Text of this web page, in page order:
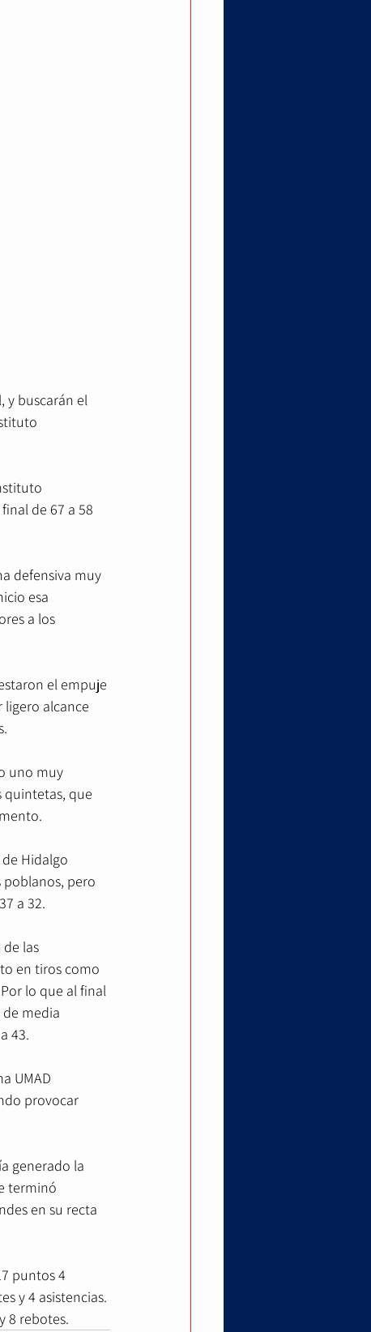
y buscarán el
de 67 a 58
defensiva muy
esa
a los
el empuje
alcance
uno muy
quintetas, que
Hidalgo
pero
a 32.
las
en tiros como
lo que al final
media
43.
UMAD
provocar
generado la
terminó
en su recta
puntos 4
y 4 asistencias.
8 rebotes.